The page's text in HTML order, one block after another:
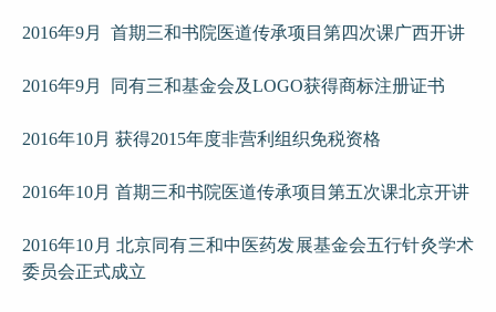
2016年9月 首期三和书院医道传承项目第四次课广西开讲
2016年9月 同有三和基金会及LOGO获得商标注册证书
2016年10月 获得2015年度非营利组织免税资格
2016年10月 首期三和书院医道传承项目第五次课北京开讲
2016年10月 北京同有三和中医药发展基金会五行针灸学术
委员会正式成立